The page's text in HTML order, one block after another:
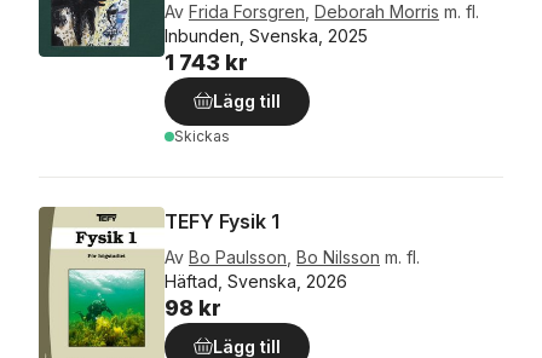
Av Frida Forsgren Deborah Morris m. fl.
Inbunden, Svenska, 2025
1 743 kr
Lägg till
Skickas
TEFY Fysik 1
Av Bo Paulsson Bo Nilsson m. fl.
Häftad, Svenska, 2026
98 kr
Lägg till